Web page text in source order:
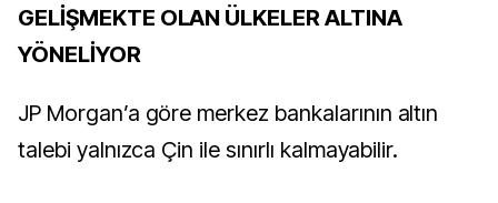
GELİŞMEKTE OLAN ÜLKELER ALTINA
YÖNELİYOR
JP Morgan’a göre merkez bankalarının altın
talebi yalnızca Çin ile sınırlı kalmayabilir.